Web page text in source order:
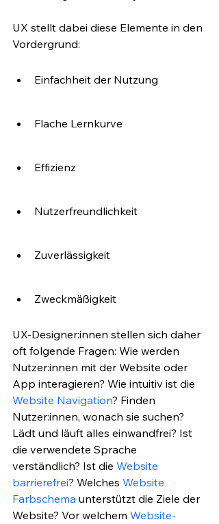
UX stellt dabei diese Elemente in den
Vordergrund:
Einfachheit der Nutzung
Flache Lernkurve
Effizienz
Nutzerfreundlichkeit
Zuverlässigkeit
Zweckmäßigkeit
UX-Designer:innen stellen sich daher
oft folgende Fragen: Wie werden
Nutzer:innen mit der Website oder
App interagieren? Wie intuitiv ist die
Website Navigation? Finden
Nutzer:innen, wonach sie suchen?
Lädt und läuft alles einwandfrei? Ist
die verwendete Sprache
verständlich? Ist die Website
barrierefrei? Welches Website
Farbschema unterstützt die Ziele der
Website? Vor welchem Website-